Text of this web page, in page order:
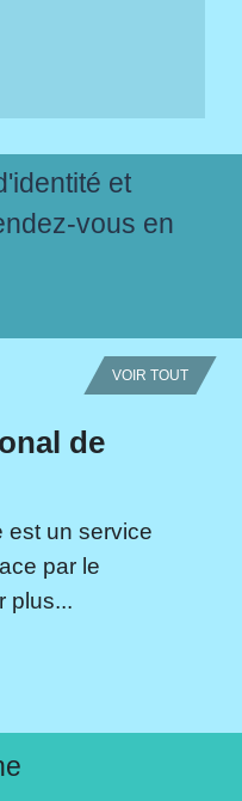
et
vous en
VOIR TOUT
de
est un service
par le
plus...